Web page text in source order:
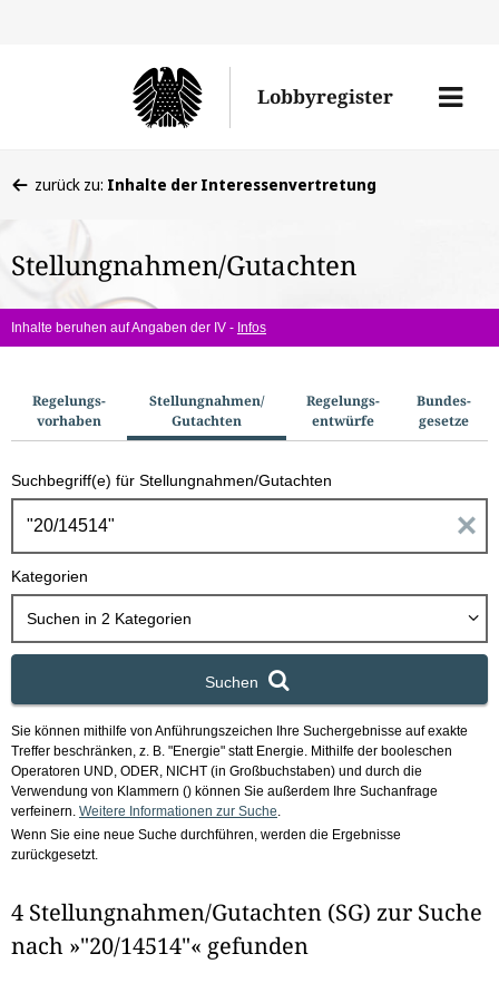
den
Lobbyregister
Menü
befinden
hier:
zurück zu: Inhalte der Interessenvertretung
Stellungnahmen/Gutachten
Inhalte beruhen auf Angaben der IV - Infos
u
c
h
o
Regelungs­
vorhaben
Stellungnahmen/​
Gutachten
Regelungs­
entwürfe
Bundes­
gesetze
Suchbegriff(e) für Stellungnahmen/Gutachten
n
g
a
m
Kategorien
Suchen in 2 Kategorien
Suchen
Sie können mithilfe von Anführungszeichen Ihre Suchergebnisse auf exakte
Treffer beschränken, z. B. "Energie" statt Energie. Mithilfe der booleschen
Operatoren UND, ODER, NICHT (in Großbuchstaben) und durch die
Verwendung von Klammern () können Sie außerdem Ihre Suchanfrage
verfeinern. Weitere Informationen zur Suche
Wenn Sie eine neue Suche durchführen, werden die Ergebnisse
zurückgesetzt.
4 Stellungnahmen/Gutachten (SG) zur Suche
nach »"20/14514"« gefunden